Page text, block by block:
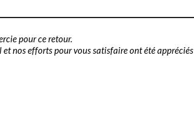
pour ce retour.
et nos efforts pour vous satisfaire ont été appréciés